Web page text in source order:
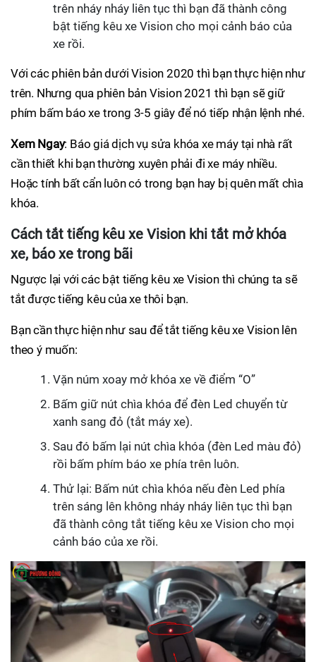
trên nháy nháy liên tục thì bạn đã thành công
bật tiếng kêu xe Vision cho mọi cảnh báo của
xe rồi.
Với các phiên bản dưới Vision 2020 thì bạn thực hiện như
trên. Nhưng qua phiên bản Vision 2021 thì bạn sẽ giữ
phím bấm báo xe trong 3-5 giây để nó tiếp nhận lệnh nhé.
Xem Ngay: Báo giá dịch vụ sửa khóa xe máy tại nhà rất
cần thiết khi bạn thường xuyên phải đi xe máy nhiều.
Hoặc tính bất cẩn luôn có trong bạn hay bị quên mất chìa
khóa.
Cách tắt tiếng kêu xe Vision khi tắt mở khóa
xe, báo xe trong bãi
Ngược lại với các bật tiếng kêu xe Vision thì chúng ta sẽ
tắt được tiếng kêu của xe thôi bạn.
Bạn cần thực hiện như sau để tắt tiếng kêu xe Vision lên
theo ý muốn:
Vặn núm xoay mở khóa xe về điểm “O”
Bấm giữ nút chìa khóa để đèn Led chuyển từ
xanh sang đỏ (tắt máy xe).
Sau đó bấm lại nút chìa khóa (đèn Led màu đỏ)
rồi bấm phím báo xe phía trên luôn.
Thử lại: Bấm nút chìa khóa nếu đèn Led phía
trên sáng lên không nháy nháy liên tục thì bạn
đã thành công tắt tiếng kêu xe Vision cho mọi
cảnh báo của xe rồi.